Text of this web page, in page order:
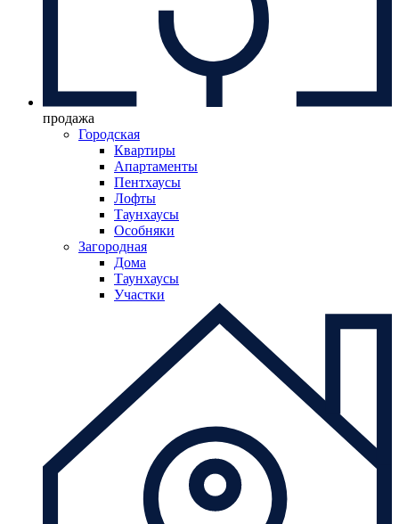
продажа
Городская
Квартиры
Апартаменты
Пентхаусы
Лофты
Таунхаусы
Особняки
Загородная
Дома
Таунхаусы
Участки